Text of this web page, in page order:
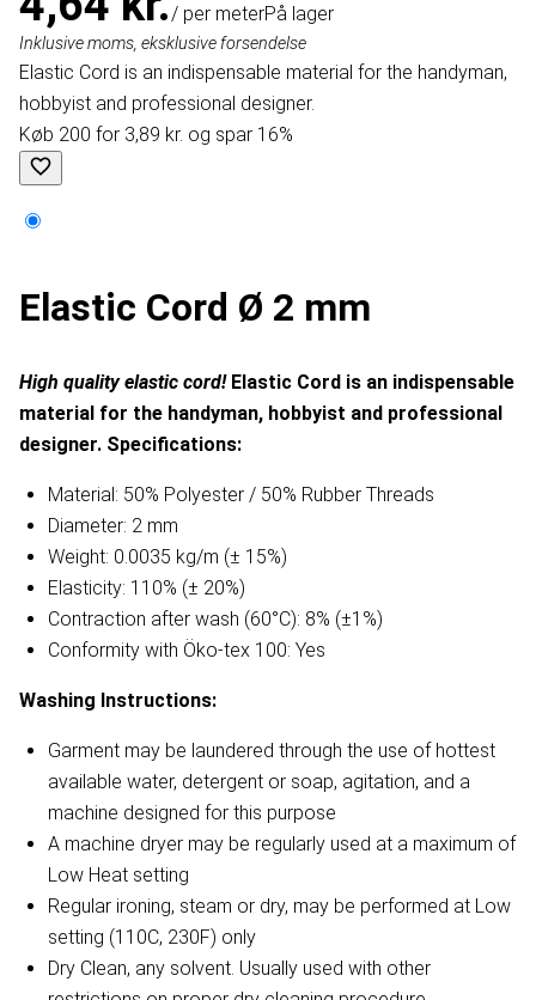
/ per meterPå lager
Inklusive moms, eksklusive forsendelse
Elastic Cord is an indispensable material for the handyman,
hobbyist and professional designer.
Køb 200 for 3,89 kr. og spar 16%
Elastic Cord Ø 2 mm
High quality elastic cord! Elastic Cord is an indispensable
material for the handyman, hobbyist and professional
designer. Specifications:
Material: 50% Polyester / 50% Rubber Threads
Diameter: 2 mm
Weight: 0.0035 kg/m (± 15%)
Elasticity: 110% (± 20%)
Contraction after wash (60°C): 8% (±1%)
Conformity with Öko-tex 100: Yes
Washing Instructions:
Garment may be laundered through the use of hottest
available water, detergent or soap, agitation, and a
machine designed for this purpose
A machine dryer may be regularly used at a maximum of
Low Heat setting
Regular ironing, steam or dry, may be performed at Low
setting (110C, 230F) only
Dry Clean, any solvent. Usually used with other